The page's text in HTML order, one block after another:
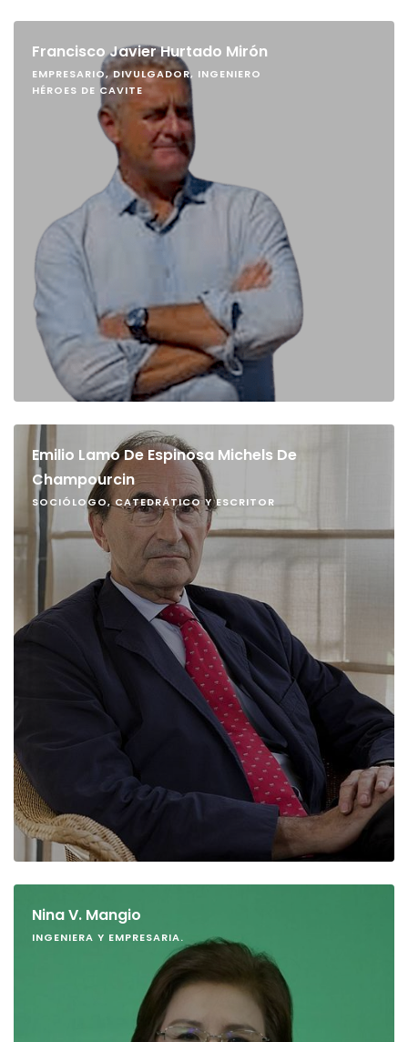
Francisco Javier Hurtado Mirón
EMPRESARIO, DIVULGADOR, INGENIERO
HÉROES DE CAVITE
Emilio Lamo De Espinosa Michels De
Champourcin
SOCIÓLOGO, CATEDRÁTICO Y ESCRITOR
Nina V. Mangio
INGENIERA Y EMPRESARIA.